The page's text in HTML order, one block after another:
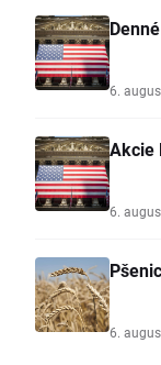
6.
Akcie
6.
6.